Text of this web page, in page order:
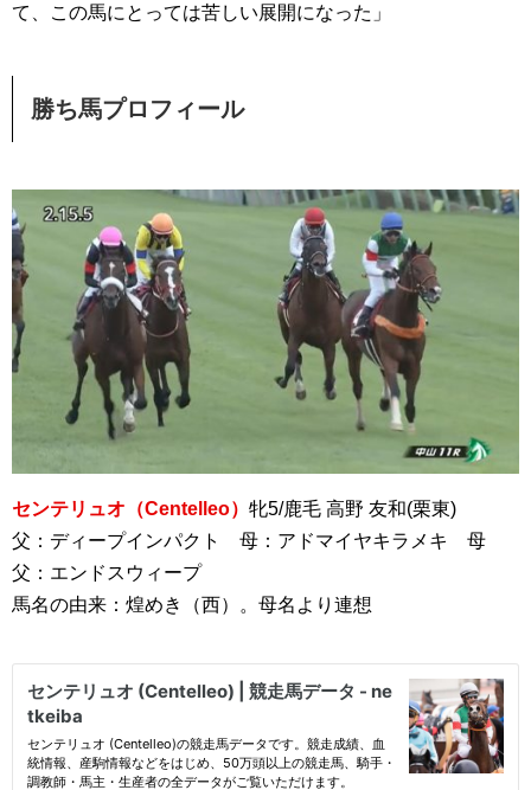
て、この馬にとっては苦しい展開になった」
勝ち馬プロフィール
センテリュオ（Centelleo） 牝5/鹿毛 高野 友和(栗東)
父：ディープインパクト 母：アドマイヤキラメキ 母
父：エンドスウィープ
馬名の由来：煌めき（西）。母名より連想